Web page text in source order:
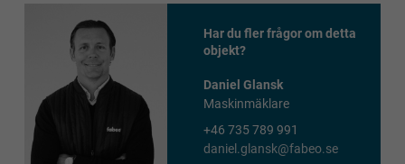
Har du fler frågor om detta
objekt?
Daniel Glansk
Maskinmäklare
+46 735 789 991
daniel.glansk@fabeo.se